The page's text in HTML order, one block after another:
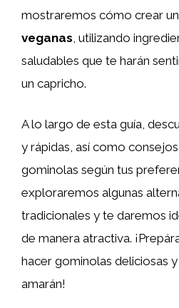
mostraremos cómo crear
veganas , utilizando
saludables que te harán
un capricho.
A lo largo de esta guía,
y rápidas, así como
gominolas según tus
exploraremos algunas
tradicionales y te daremos
de manera atractiva.
hacer gominolas deliciosas
amarán!